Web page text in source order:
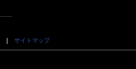
サイトマップ